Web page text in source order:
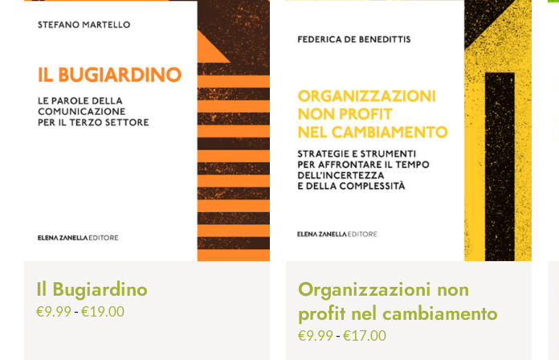
Il Bugiardino
€9.99-€19.00Fascia
Organizzazioni non
profit nel cambiamento
€9.99-€17.00Fascia